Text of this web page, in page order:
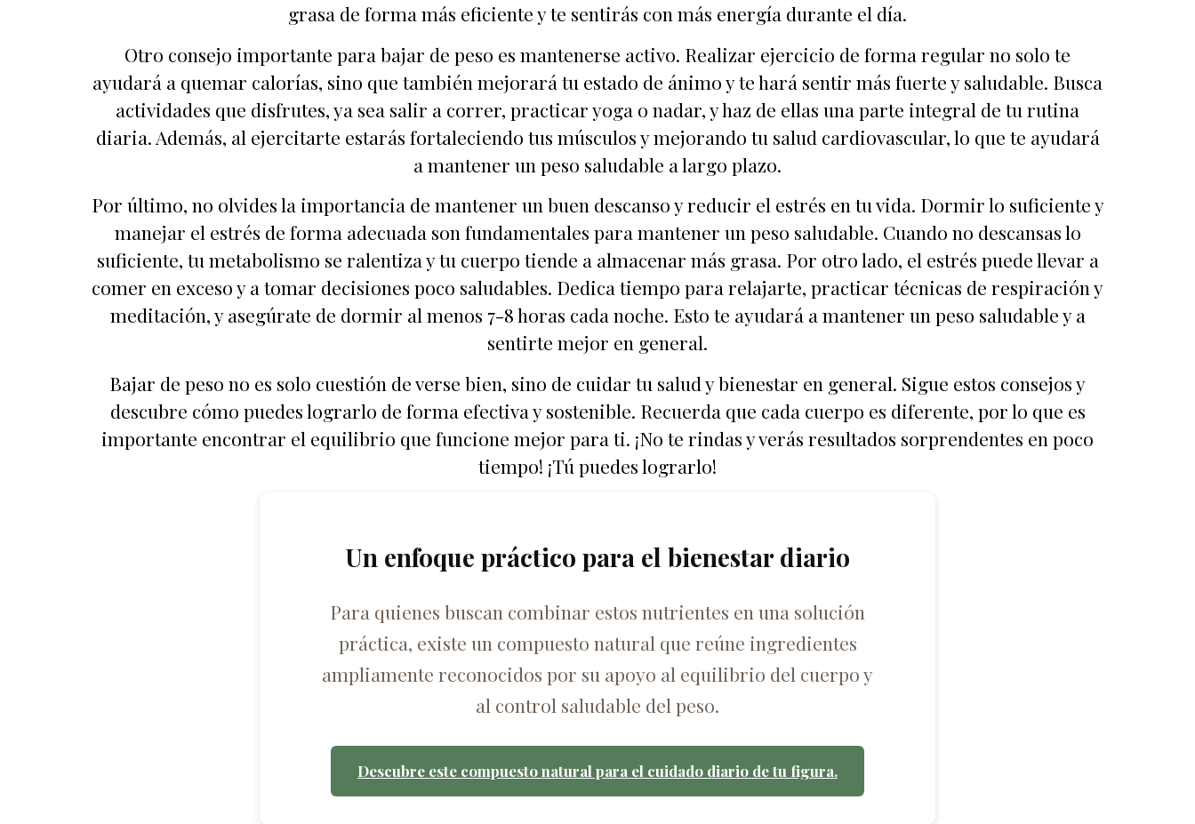
grasa de forma más eficiente y te sentirás con más energía durante el día.
Otro consejo importante para bajar de peso es mantenerse activo. Realizar ejercicio de forma regular no solo te
ayudará a quemar calorías, sino que también mejorará tu estado de ánimo y te hará sentir más fuerte y saludable. Busca
actividades que disfrutes, ya sea salir a correr, practicar yoga o nadar, y haz de ellas una parte integral de tu rutina
diaria. Además, al ejercitarte estarás fortaleciendo tus músculos y mejorando tu salud cardiovascular, lo que te ayudará
a mantener un peso saludable a largo plazo.
Por último, no olvides la importancia de mantener un buen descanso y reducir el estrés en tu vida. Dormir lo suficiente y
manejar el estrés de forma adecuada son fundamentales para mantener un peso saludable. Cuando no descansas lo
suficiente, tu metabolismo se ralentiza y tu cuerpo tiende a almacenar más grasa. Por otro lado, el estrés puede llevar a
comer en exceso y a tomar decisiones poco saludables. Dedica tiempo para relajarte, practicar técnicas de respiración y
meditación, y asegúrate de dormir al menos 7-8 horas cada noche. Esto te ayudará a mantener un peso saludable y a
sentirte mejor en general.
Bajar de peso no es solo cuestión de verse bien, sino de cuidar tu salud y bienestar en general. Sigue estos consejos y
descubre cómo puedes lograrlo de forma efectiva y sostenible. Recuerda que cada cuerpo es diferente, por lo que es
importante encontrar el equilibrio que funcione mejor para ti. ¡No te rindas y verás resultados sorprendentes en poco
tiempo! ¡Tú puedes lograrlo!
Un enfoque práctico para el bienestar diario
Para quienes buscan combinar estos nutrientes en una solución
práctica, existe un compuesto natural que reúne ingredientes
ampliamente reconocidos por su apoyo al equilibrio del cuerpo y
al control saludable del peso.
Descubre este compuesto natural para el cuidado diario de tu figura.